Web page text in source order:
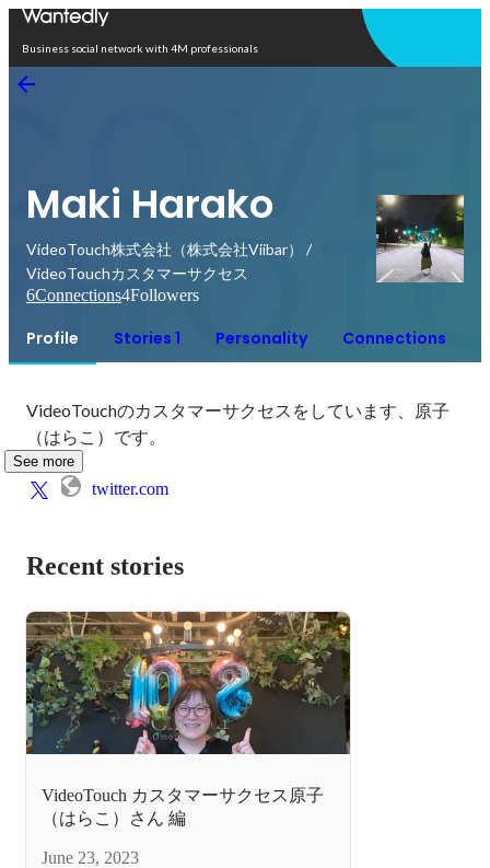
Business social network with 4M professionals
Maki Harako
VideoTouch株式会社（株式会社Viibar） /
VideoTouchカスタマーサクセス
6Connections4Followers
Profile Stories 1 Personality Connections
VideoTouchのカスタマーサクセスをしています、原子
（はらこ）です。
See more
twitter.com
Recent stories
VideoTouch カスタマーサクセス原子
（はらこ）さん 編
June 23, 2023